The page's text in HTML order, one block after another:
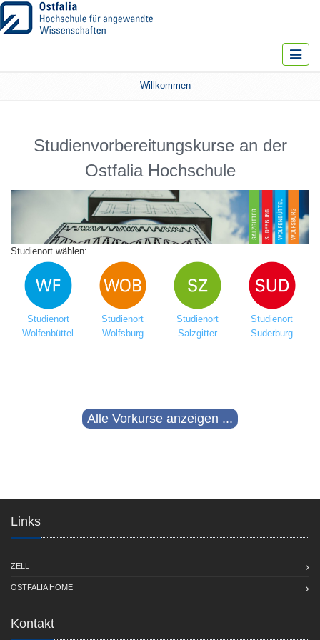
Toggle
Willkommen
Studienvorbereitungskurse an der
Ostfalia Hochschule
Studienort wählen:
Studienort
Wolfenbüttel
Studienort
Wolfsburg
Studienort
Salzgitter
Studienort
Suderburg
Alle Vorkurse anzeigen ...
Links
ZELL
OSTFALIA HOME
Kontakt